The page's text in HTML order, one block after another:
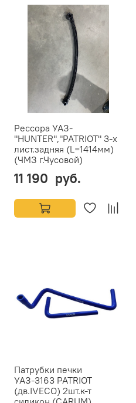
Рессора УАЗ-
"HUNTER","PATRIOT" 3-х
лист.задняя (L=1414мм)
(ЧМЗ г.Чусовой)
11 190 руб.
Патрубки печки
УАЗ-3163 PATRIOT
(дв.IVECO) 2шт.к-т